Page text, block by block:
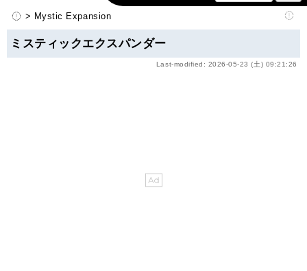
> Mystic Expansion
ミスティックエクスパンダー
Last-modified: 2026-05-23 (土) 09:21:26